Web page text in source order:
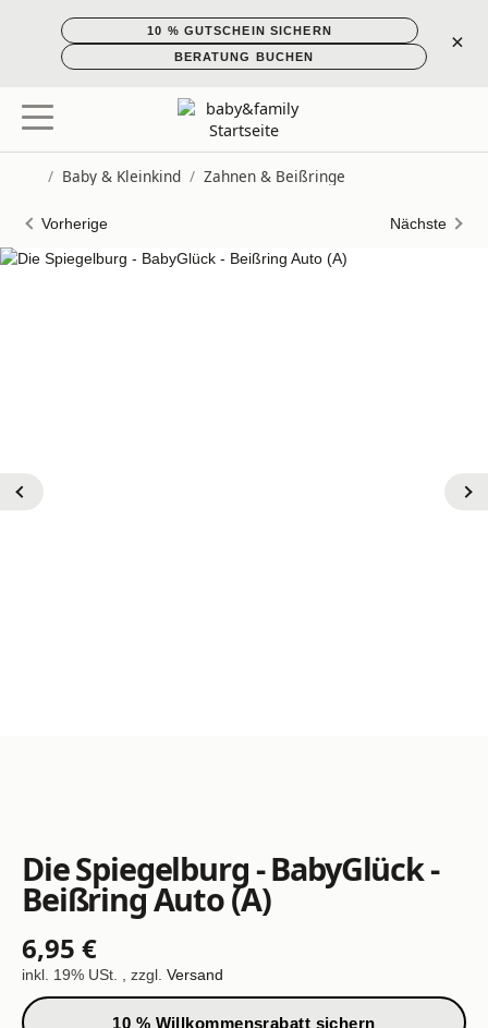
10 % GUTSCHEIN SICHERN
BERATUNG BUCHEN
×
/ Baby & Kleinkind / Zahnen & Beißringe
Vorherige Nächste
Die Spiegelburg - BabyGlück -
Beißring Auto (A)
6,95 €
inkl. 19% USt. , zzgl. Versand
10 % Willkommensrabatt sichern